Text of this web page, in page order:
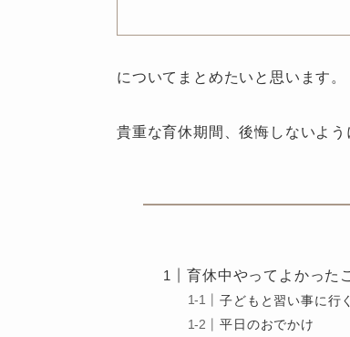
についてまとめたいと思います。
貴重な育休期間、後悔しないよ
育休中やってよかった
子どもと習い事に行く
平日のおでかけ